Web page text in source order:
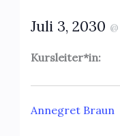
Juli 3, 2030 @
Kursleiter*in:
Annegret Braun